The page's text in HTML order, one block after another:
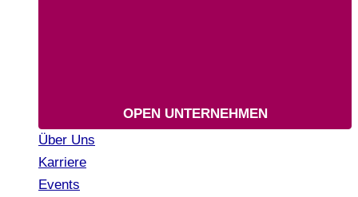
OPEN UNTERNEHMEN
Über Uns
Karriere
Events